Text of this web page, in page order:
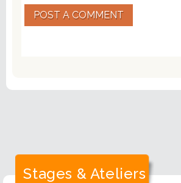
POST A COMMENT
Stages & Ateliers